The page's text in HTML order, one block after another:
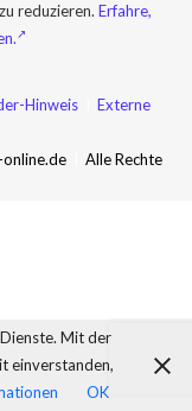
reduzieren. Erfahre,
Hinweis
Externe
Alle Rechte
Mit der
einverstanden,
OK